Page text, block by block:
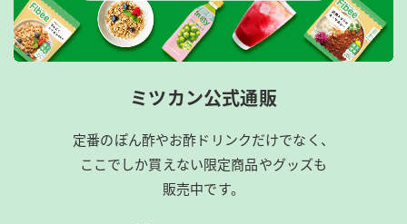
ミツカン公式通販
定番のぽん酢やお酢ドリンクだけでなく、
ここでしか買えない限定商品やグッズも
販売中です。